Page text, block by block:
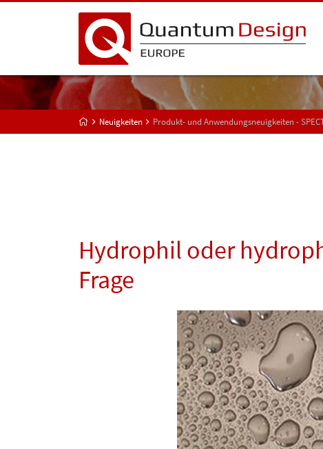
Neuigkeiten Produkt- und Anwendungsneuigkeiten -
Hydrophil oder
Frage